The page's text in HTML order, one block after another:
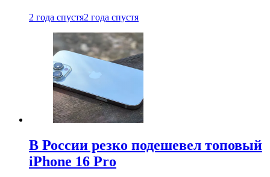
2 года спустя2 года спустя
В России резко подешевел топовый
iPhone 16 Pro